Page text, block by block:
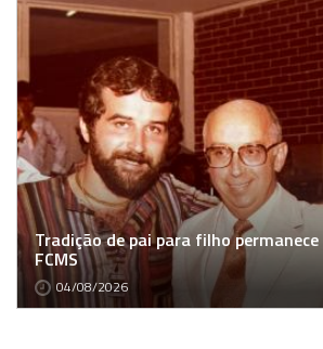
Tradição de pai para filho
FCMS
04/08/2026